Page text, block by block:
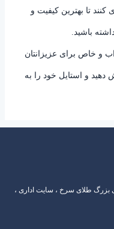
تا بهترین کیفیت و
باشید.
و خاص برای عزیزانتان
و استایل خود را به
بزرگ طلای سرخ ، سایت اداری ،